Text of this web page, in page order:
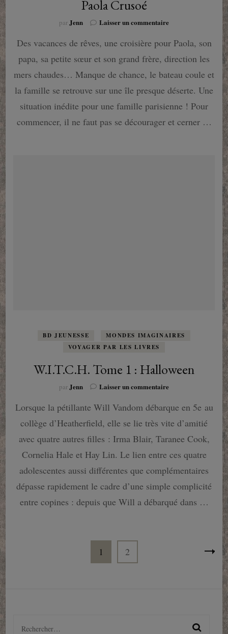
Paola Crusoé
parJenn Laisser un commentairesur
Crusoé
Des vacances de rêves, une croisière pour Paola, son
papa, sa petite sœur et son grand frère, direction les
mers chaudes… Manque de chance, le bateau coule et
la famille se retrouve sur une île presque déserte. Une
situation inédite pour une famille parisienne ! Pour
commencer, il ne faut pas se décourager et cerner …
BD JEUNESSE
MONDES IMAGINAIRES
VOYAGER PAR LES LIVRES
W.I.T.C.H. Tome 1 : Halloween
par Jenn Laisser un commentairesur
Tome
:
Halloween
Lorsque la pétillante Will Vandom débarque en 5e au
collège d’Heatherfield, elle se lie très vite d’amitié
avec quatre autres filles : Irma Blair, Taranee Cook,
Cornelia Hale et Hay Lin. Le lien entre ces quatre
adolescentes aussi différentes que complémentaires
dépasse rapidement le cadre d’une simple complicité
entre copines : depuis que Will a débarqué dans …
Page
1 Page
2
Rechercher :